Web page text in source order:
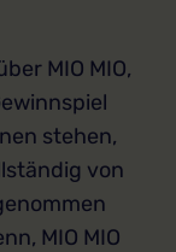
MIO MIO,
stehen,
von
MIO MIO